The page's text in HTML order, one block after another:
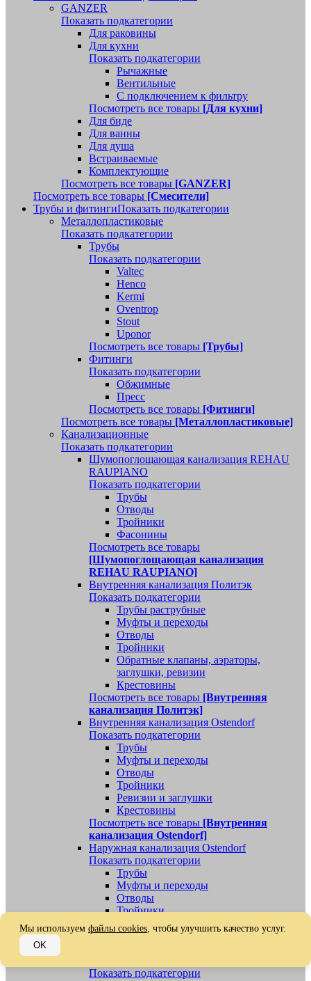
GANZER
Показать подкатегории
Для раковины
Для кухни
Показать подкатегории
Рычажные
Вентильные
С подключением к фильтру
Посмотреть все товары [Для кухни]
Для биде
Для ванны
Для душа
Встраиваемые
Комплектующие
Посмотреть все товары [GANZER]
Посмотреть все товары [Смесители]
Трубы и фитингиПоказать подкатегории
Металлопластиковые
Показать подкатегории
Трубы
Показать подкатегории
Valtec
Henco
Kermi
Oventrop
Stout
Uponor
Посмотреть все товары [Трубы]
Фитинги
Показать подкатегории
Обжимные
Пресс
Посмотреть все товары [Фитинги]
Посмотреть все товары [Металлопластиковые]
Канализационные
Показать подкатегории
Шумопоглощающая канализация REHAU
RAUPIANO
Показать подкатегории
Трубы
Отводы
Тройники
Фасонины
Посмотреть все товары
[Шумопоглощающая канализация
REHAU RAUPIANO]
Внутренняя канализация Политэк
Показать подкатегории
Трубы раструбные
Муфты и переходы
Отводы
Тройники
Обратные клапаны, аэраторы,
заглушки, ревизии
Крестовины
Посмотреть все товары [Внутренняя
канализация Политэк]
Внутренняя канализация Ostendorf
Показать подкатегории
Трубы
Муфты и переходы
Отводы
Тройники
Ревизии и заглушки
Крестовины
Посмотреть все товары [Внутренняя
канализация Ostendorf]
Наружная канализация Ostendorf
Показать подкатегории
Трубы
Муфты и переходы
Отводы
Тройники
Ревизии, заглушки, обратные клапаны
Посмотреть все товары[Наружная
Показать подкатегории
Мы используем файлы cookies, чтобы улучшить качество услуг.
OK